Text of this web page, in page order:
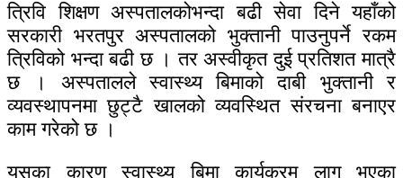
त्रिवि शिक्षण अस्पतालकोभन्दा बढी सेवा दिने यहाँको
सरकारी भरतपुर अस्पतालको भुक्तानी पाउनुपर्ने रकम
त्रिविको भन्दा बढी छ । तर अस्वीकृत दुई प्रतिशत मात्रै
छ । अस्पतालले स्वास्थ्य बिमाको दाबी भुक्तानी र
व्यवस्थापनमा छुट्टै खालको व्यवस्थित संरचना बनाएर
काम गरेको छ ।
यसका कारण स्वास्थ्य बिमा कार्यक्रम लागू भएका